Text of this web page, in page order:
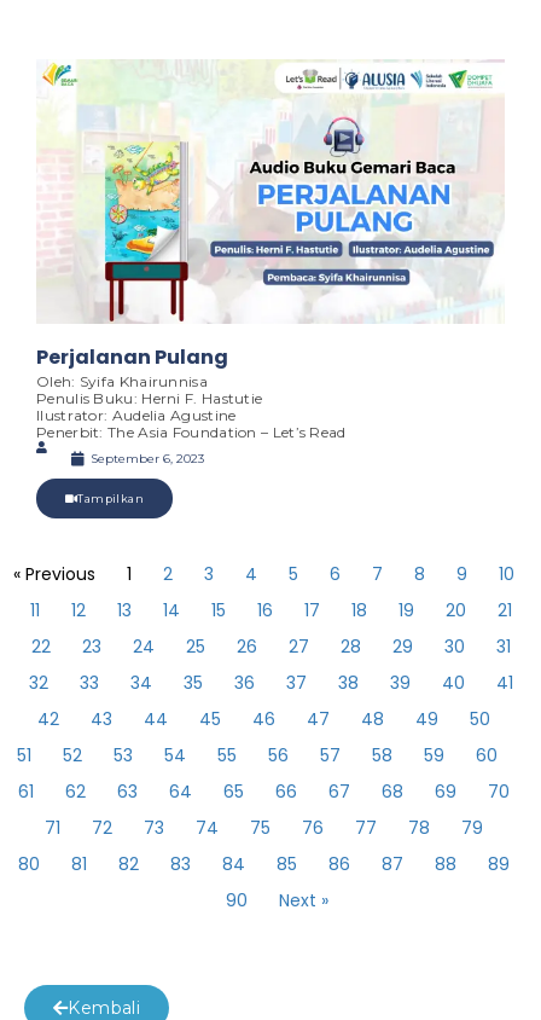
Perjalanan Pulang
Oleh: Syifa Khairunnisa
Penulis Buku: Herni F. Hastutie
Ilustrator: Audelia Agustine
Penerbit: The Asia Foundation – Let’s Read
September 6, 2023
Tampilkan
« Previous 1 2 3 4 5 6 7 8 9
10
11
12 13 14 15 16 17 18 19 20
21
22
23 24 25 26 27 28 29 30
31
32
33 34 35 36 37 38 39 40
41
42
43 44 45 46 47 48 49
50
51
52 53 54 55 56 57 58 59
60
61
62 63 64 65 66 67 68 69
70
71
72 73 74 75 76 77 78
79
80
81 82 83 84 85 86 87 88
89
90
Next »
Kembali